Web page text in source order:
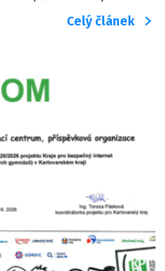
Celý článek